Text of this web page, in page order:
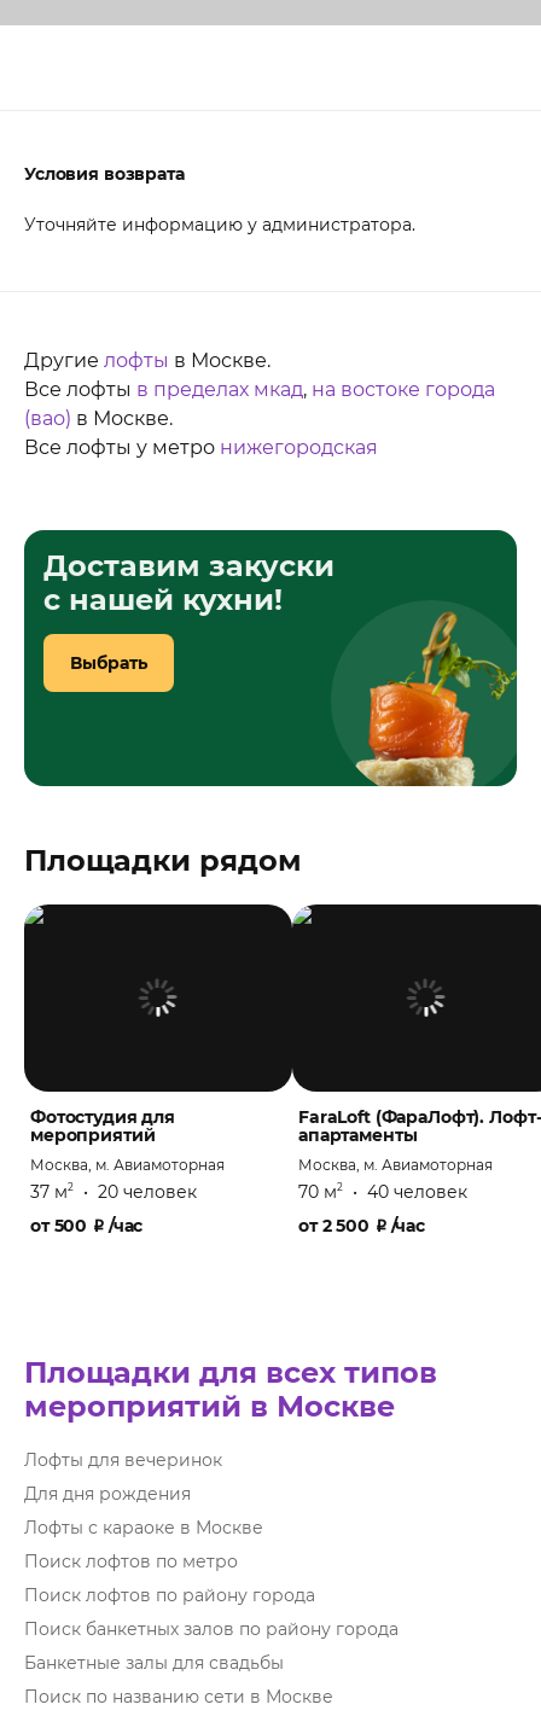
Условия возврата
Уточняйте информацию у администратора.
Другие лофты в Москве.
Все лофты в пределах мкад, на востоке города
(вао) в Москве.
Все лофты у метро нижегородская
Доставим закуски
с нашей кухни!
Выбрать
Площадки рядом
Фотостудия для
мероприятий
Москва, м. Авиамоторная
37 м2 • 20 человек
от500 ₽ /час
FaraLoft (ФараЛофт). Лофт-
апартаменты
Москва, м. Авиамоторная
70 м2 • 40 человек
от2 500 ₽ /час
Площадки для всех типов
мероприятий в Москве
Лофты для вечеринок
Для дня рождения
Лофты с караоке в Москве
Поиск лофтов по метро
Поиск лофтов по району города
Поиск банкетных залов по району города
Банкетные залы для свадьбы
Поиск по названию сети в Москве